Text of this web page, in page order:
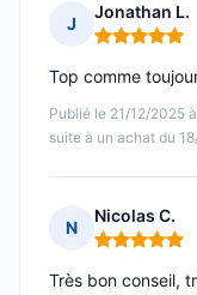
J
Jonathan L.
Note : 5 sur 5
Publié le 21/12/2025
suite à un achat du
Top comme
N
Nicolas C.
Note : 5 sur 5
Très bon conseil,